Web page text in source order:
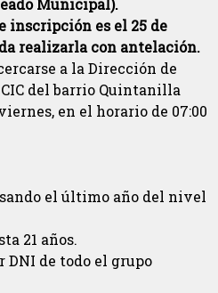
Municipal).
inscripción es el 25 de
realizarla con antelación.
a la Dirección de
del barrio Quintanilla
en el horario de 07:00
último año del nivel
años.
todo el grupo